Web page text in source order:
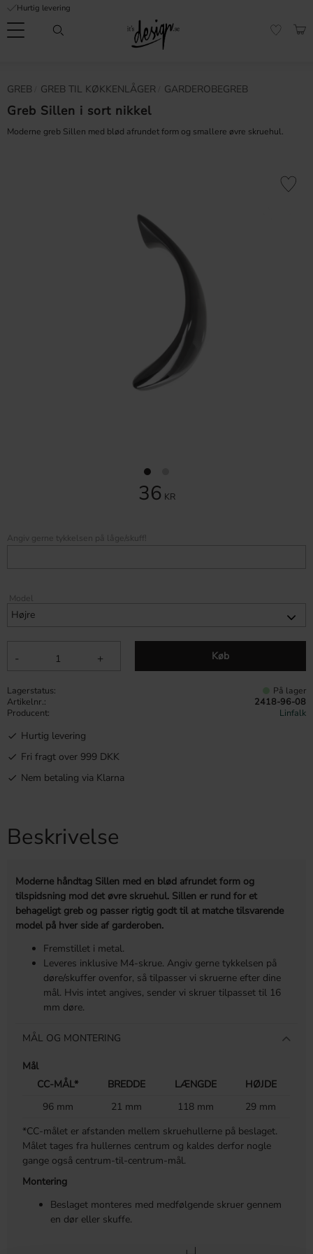
Menu
Hurtig levering
GREB GREB TIL KØKKENLÅGER GARDEROBEGREB
Greb Sillen i sort nikkel
Moderne greb Sillen med blød afrundet form og smallere øvre skruehul.
36 KR
Model
+
- Køb
Gem
Angiv gerne tykkelsen på låge/skuff!
Lagerstatus På lager
Artikelnr.
2418-96-08
Producent
Linfalk
Hurtig levering
Fri fragt over 999 DKK
Nem betaling via Klarna
Beskrivelse
Moderne håndtag Sillen med en blød afrundet form og
tilspidsning mod det øvre skruehul. Sillen er rund for et
behageligt greb og passer rigtig godt til at matche tilsvarende
model på hver side af garderoben.
Fremstillet i metal.
Leveres inklusive M4-skrue. Angiv gerne tykkelsen på
døre/skuffer ovenfor, så tilpasser vi skruerne efter dine
mål. Hvis intet angives, sender vi skruer tilpasset til 16
mm døre.
MÅL OG MONTERING
Mål
CC-MÅL*
BREDDE LÆNGDE
HØJDE
96 mm
21 mm 118 mm
29 mm
*CC-målet er afstanden mellem skruehullerne på beslaget.
Målet tages fra hullernes centrum og kaldes derfor nogle
gange også centrum-til-centrum-mål.
Montering
Beslaget monteres med medfølgende skruer gennem
en dør eller skuffe.
Ofte stillede
spørgsmål
sider |